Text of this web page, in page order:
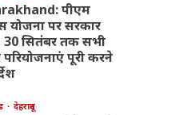
पीएम
योजना पर सरकार
सितंबर तक सभी
पूरी करने
देहरादून